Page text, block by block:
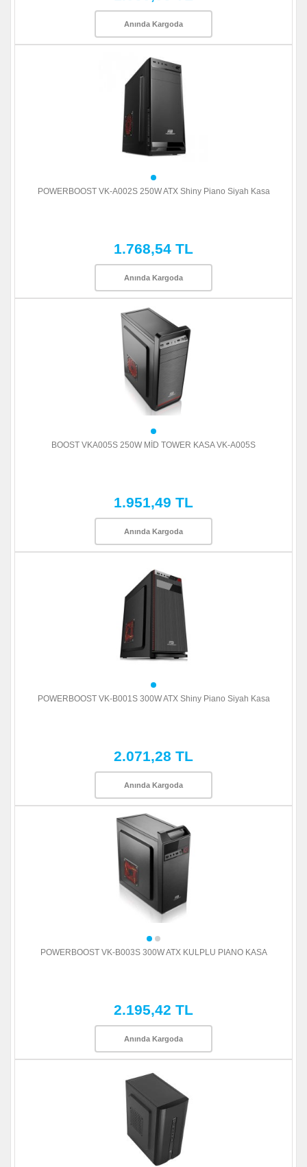
Anında Kargoda
POWERBOOST VK-A002S 250W ATX Shiny Piano Siyah Kasa
1.768,54 TL
Anında Kargoda
BOOST VKA005S 250W MİD TOWER KASA VK-A005S
1.951,49 TL
Anında Kargoda
POWERBOOST VK-B001S 300W ATX Shiny Piano Siyah Kasa
2.071,28 TL
Anında Kargoda
POWERBOOST VK-B003S 300W ATX KULPLU PIANO KASA
2.195,42 TL
Anında Kargoda